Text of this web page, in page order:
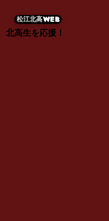
松江北高WEB
北高生を応援！
北高生を応援！